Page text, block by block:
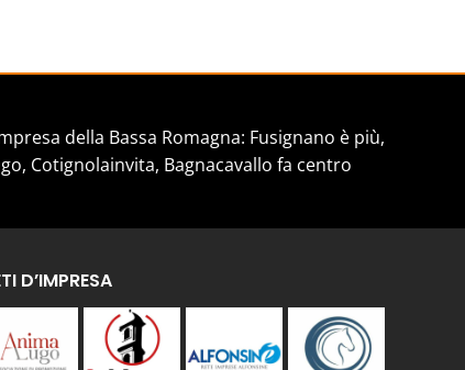
della Bassa Romagna: Fusignano è più,
Cotignolainvita, Bagnacavallo fa centro
D’IMPRESA